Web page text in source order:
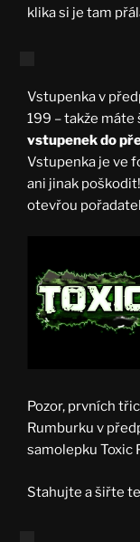
klika si je tam
Vstupenka v
199 – takže
vstupenek do
Vstupenka je ve
ani jinak poškodit!
otevřou
Pozor, prvních
Rumburku v
samolepku Toxic
Stahujte a šiřte